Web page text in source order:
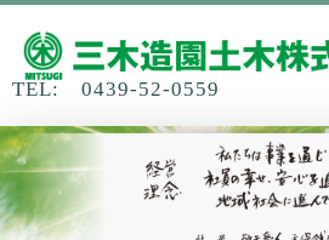
TEL: 0439-52-0559